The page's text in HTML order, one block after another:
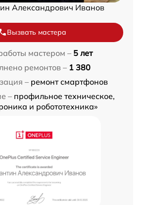
Александрович Иванов
Вызвать мастера
мастером – 5 лет
ремонтов – 1 380
– ремонт смартфонов
– профильное техническое,
и робототехника»